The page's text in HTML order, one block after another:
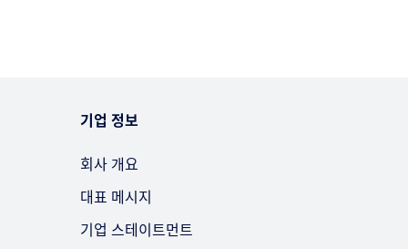
기업 정보
회사 개요
대표 메시지
기업 스테이트먼트